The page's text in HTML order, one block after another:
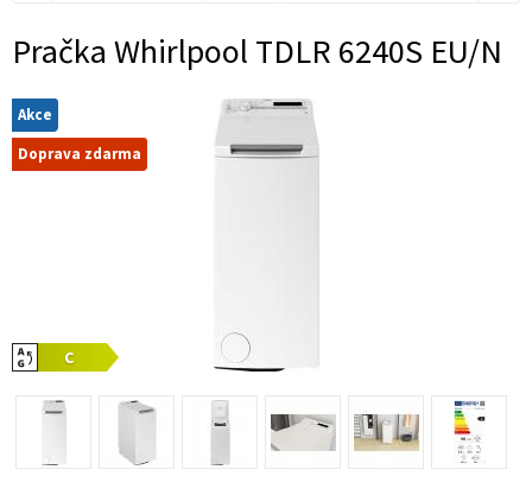
Pračka Whirlpool TDLR 6240S EU/N
Akce
Doprava zdarma